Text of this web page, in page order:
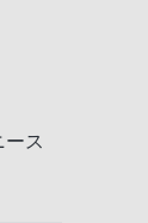
ス